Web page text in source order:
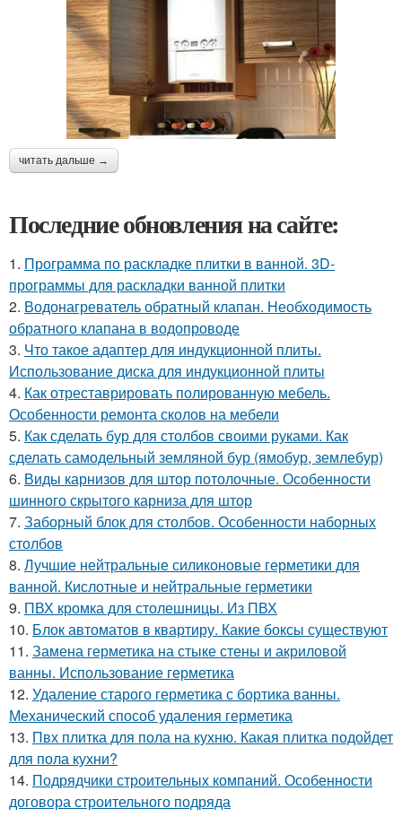
читать дальше →
Последние обновления на сайте:
1. Программа по раскладке плитки в ванной. 3D-
программы для раскладки ванной плитки
2. Водонагреватель обратный клапан. Необходимость
обратного клапана в водопроводе
3. Что такое адаптер для индукционной плиты.
Использование диска для индукционной плиты
4. Как отреставрировать полированную мебель.
Особенности ремонта сколов на мебели
5. Как сделать бур для столбов своими руками. Как
сделать самодельный земляной бур (ямобур, землебур)
6. Виды карнизов для штор потолочные. Особенности
шинного скрытого карниза для штор
7. Заборный блок для столбов. Особенности наборных
столбов
8. Лучшие нейтральные силиконовые герметики для
ванной. Кислотные и нейтральные герметики
9. ПВХ кромка для столешницы. Из ПВХ
10. Блок автоматов в квартиру. Какие боксы существуют
11. Замена герметика на стыке стены и акриловой
ванны. Использование герметика
12. Удаление старого герметика с бортика ванны.
Механический способ удаления герметика
13. Пвх плитка для пола на кухню. Какая плитка подойдет
для пола кухни?
14. Подрядчики строительных компаний. Особенности
договора строительного подряда